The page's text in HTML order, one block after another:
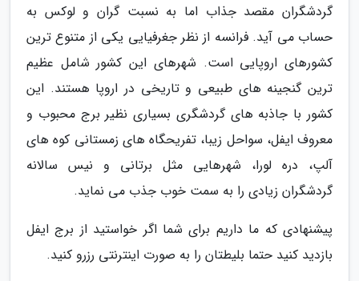
گردشگران مقصد جذاب اما به نسبت گران و لوکس به
حساب می آید. فرانسه از نظر جغرفیایی یکی از متنوع ترین
کشورهای اروپایی است. شهرهای این کشور شامل عظیم
ترین گنجینه های طبیعی و تاریخی در اروپا هستند. این
کشور با جاذبه های گردشگری بسیاری نظیر برج محبوب و
معروف ایفل، سواحل زیبا، تفریحگاه های زمستانی کوه های
آلپ، دره لورا، شهرهایی مثل برتانی و نیس سالانه
گردشگران زیادی را به سمت خوب جذب می نماید.
پیشنهادی که ما داریم برای شما اگر خواستید از برج ایفل
بازدید کنید حتما بلیطتان را به صورت اینترنتی رزرو کنید.